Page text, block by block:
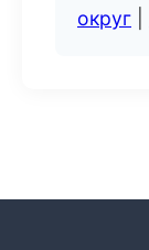
округ